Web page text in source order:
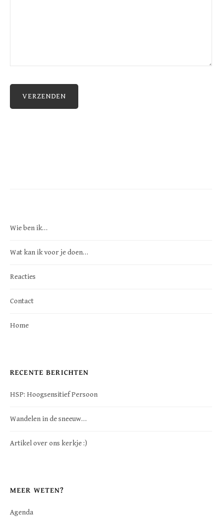
Wie ben ik…
Wat kan ik voor je doen…
Reacties
Contact
Home
RECENTE BERICHTEN
HSP: Hoogsensitief Persoon
Wandelen in de sneeuw…
Artikel over ons kerkje :)
MEER WETEN?
Agenda